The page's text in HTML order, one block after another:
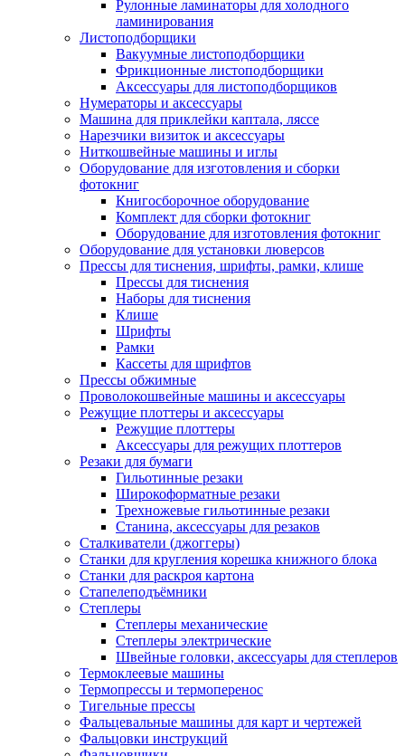
Рулонные ламинаторы для холодного
ламинирования
Листоподборщики
Вакуумные листоподборщики
Фрикционные листоподборщики
Аксессуары для листоподборщиков
Нумераторы и аксессуары
Машина для приклейки каптала, ляссе
Нарезчики визиток и аксессуары
Ниткошвейные машины и иглы
Оборудование для изготовления и сборки
фотокниг
Книгосборочное оборудование
Комплект для сборки фотокниг
Оборудование для изготовления фотокниг
Оборудование для установки люверсов
Прессы для тиснения, шрифты, рамки, клише
Прессы для тиснения
Наборы для тиснения
Клише
Шрифты
Рамки
Кассеты для шрифтов
Прессы обжимные
Проволокошвейные машины и аксессуары
Режущие плоттеры и аксессуары
Режущие плоттеры
Аксессуары для режущих плоттеров
Резаки для бумаги
Гильотинные резаки
Широкоформатные резаки
Трехножевые гильотинные резаки
Станина, аксессуары для резаков
Сталкиватели (джоггеры)
Станки для кругления корешка книжного блока
Станки для раскроя картона
Стапелеподъёмники
Степлеры
Степлеры механические
Степлеры электрические
Швейные головки, аксессуары для степлеров
Термоклеевые машины
Термопрессы и термоперенос
Тигельные прессы
Фальцевальные машины для карт и чертежей
Фальцовки инструкций